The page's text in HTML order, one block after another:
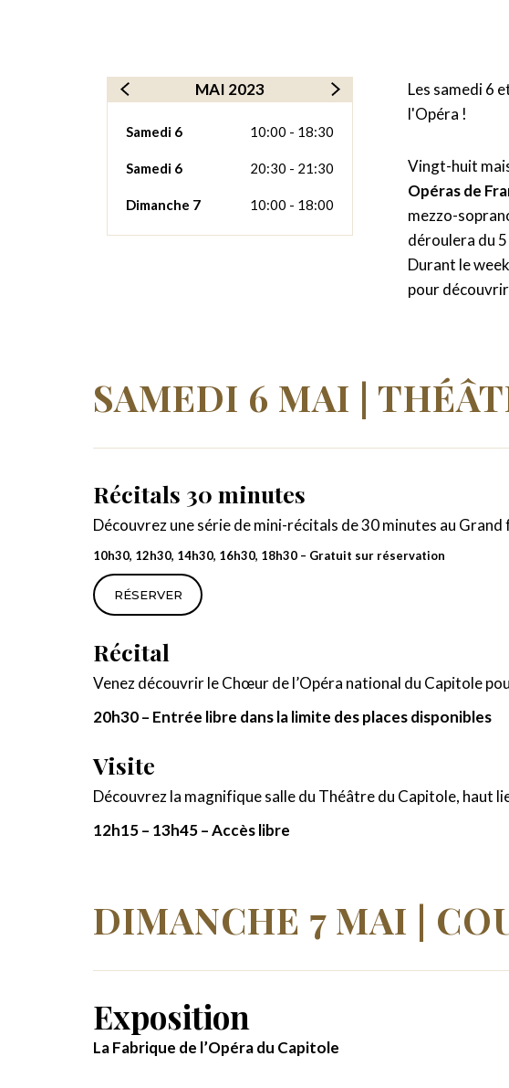
MAI 2023
Samedi 6 10:00 - 18:30
Samedi 6 20:30 - 21:30
Dimanche 7 10:00 - 18:00
Les samedi 6
l'Opéra !
Vingt-huit
Opéras de
mezzo-
déroulera du
Durant le
pour
SAMEDI 6 MAI |
Récitals 30 minutes
Découvrez une série de mini-récitals de 30 minutes au
10h30, 12h30, 14h30, 16h30, 18h30 – Gratuit sur réservation
RÉSERVER
Récital
Venez découvrir le Chœur de l’Opéra national du Capitole
20h30 – Entrée libre dans la limite des places disponibles
Visite
Découvrez la magnifique salle du Théâtre du Capitole, haut
12h15 – 13h45 – Accès libre
DIMANCHE 7 MAI |
Exposition
La Fabrique de l’Opéra du Capitole